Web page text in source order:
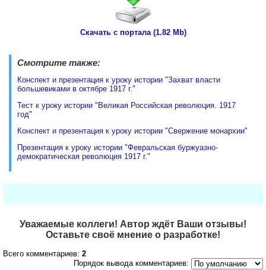
Скачать с портала (1.82 Mb)
Смотрите также:
Конспект и презентация к уроку истории "Захват власти
большевиками в октябре 1917 г."
Тест к уроку истории "Великая Российская революция. 1917
год"
Конспект и презентация к уроку истории "Свержение монархии"
Презентация к уроку истории "Февральская буржуазно-
демократическая революция 1917 г."
Уважаемые коллеги! Автор ждёт Ваши отзывы!
Оставьте своё мнение о разработке!
Всего комментариев: 2
Порядок вывода комментариев: